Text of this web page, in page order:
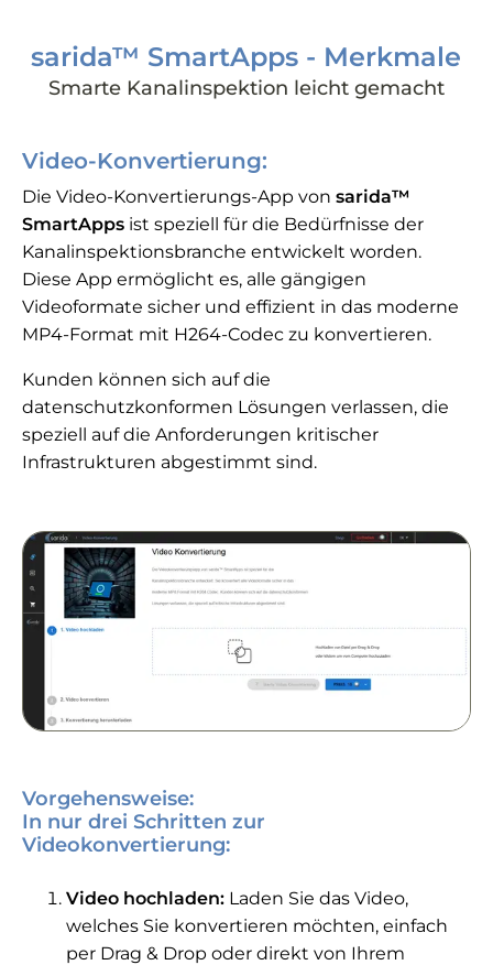
sarida™ SmartApps - Merkmale
Smarte Kanalinspektion leicht gemacht
Video-Konvertierung:
Die Video-Konvertierungs-App von sarida™
SmartApps ist speziell für die Bedürfnisse der
Kanalinspektionsbranche entwickelt worden.
Diese App ermöglicht es, alle gängigen
Videoformate sicher und effizient in das moderne
MP4-Format mit H264-Codec zu konvertieren.
Kunden können sich auf die
datenschutzkonformen Lösungen verlassen, die
speziell auf die Anforderungen kritischer
Infrastrukturen abgestimmt sind.
Vorgehensweise:
In nur drei Schritten zur
Videokonvertierung:
Video hochladen: Laden Sie das Video,
welches Sie konvertieren möchten, einfach
per Drag & Drop oder direkt von Ihrem